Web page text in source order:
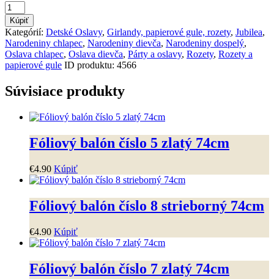
množstvo
Rozety
dekoračné
tyrkysové
Kúpiť
Kategórií: Detské Oslavy, Girlandy, papierové gule, rozety, Jubilea,
Narodeniny chlapec, Narodeniny dievča, Narodeniny dospelý,
Oslava chlapec, Oslava dievča, Párty a oslavy, Rozety, Rozety a
papierové gule ID produktu: 4566
Súvisiace produkty
Fóliový balón číslo 5 zlatý 74cm
€4.90 Kúpiť
Fóliový balón číslo 8 strieborný 74cm
€4.90 Kúpiť
Fóliový balón číslo 7 zlatý 74cm